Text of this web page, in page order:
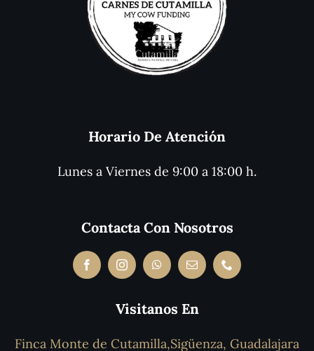
Horario De Atención
Lunes a Viernes de 9:00 a 18:00 h.
Contacta Con Nosotros
Visitanos En
Finca Monte de Cutamilla,Sigüenza, Guadalajara